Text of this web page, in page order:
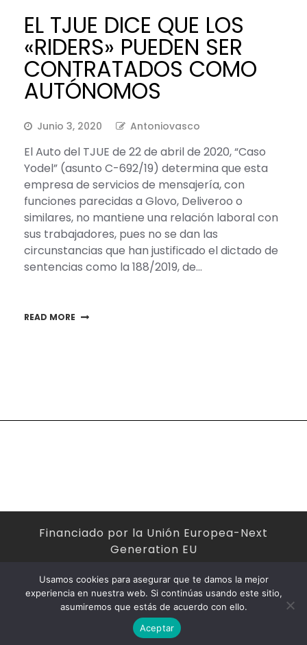
EL TJUE DICE QUE LOS
«RIDERS» PUEDEN SER
CONTRATADOS COMO
AUTÓNOMOS
Junio 3, 2020 Antoniovasco
El Auto del TJUE de 22 de abril de 2020, “Caso
Yodel” (asunto C-692/19) determina que esta
empresa de servicios de mensajería, con
funciones parecidas a Glovo, Deliveroo o
similares, no mantiene una relación laboral con
sus trabajadores, pues no se dan las
circunstancias que han justificado el dictado de
sentencias como la 188/2019, de…
READ MORE
Financiado por la Unión Europea-Next
Generation EU
2024 - Antonio Vasco Gómez
Usamos cookies para asegurar que te damos la mejor
experiencia en nuestra web. Si continúas usando este sitio,
asumiremos que estás de acuerdo con ello.
Aceptar